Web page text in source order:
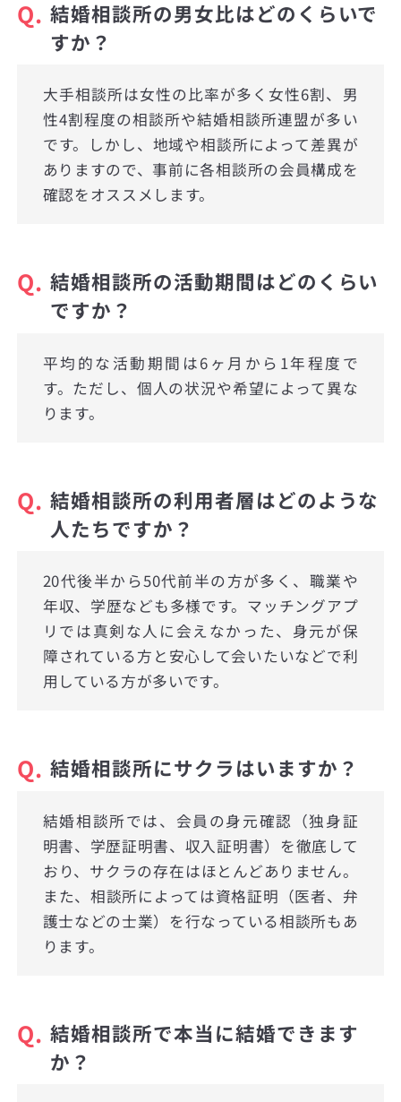
Q. 結婚相談所の男女比はどのくらいで
すか？
大手相談所は女性の比率が多く女性6割、男
性4割程度の相談所や結婚相談所連盟が多い
です。しかし、地域や相談所によって差異が
ありますので、事前に各相談所の会員構成を
確認をオススメします。
Q. 結婚相談所の活動期間はどのくらい
ですか？
平均的な活動期間は6ヶ月から1年程度で
す。ただし、個人の状況や希望によって異な
ります。
Q. 結婚相談所の利用者層はどのような
人たちですか？
20代後半から50代前半の方が多く、職業や
年収、学歴なども多様です。マッチングアプ
リでは真剣な人に会えなかった、身元が保
障されている方と安心して会いたいなどで利
用している方が多いです。
Q. 結婚相談所にサクラはいますか？
結婚相談所では、会員の身元確認（独身証
明書、学歴証明書、収入証明書）を徹底して
おり、サクラの存在はほとんどありません。
また、相談所によっては資格証明（医者、弁
護士などの士業）を行なっている相談所もあ
ります。
Q. 結婚相談所で本当に結婚できます
か？